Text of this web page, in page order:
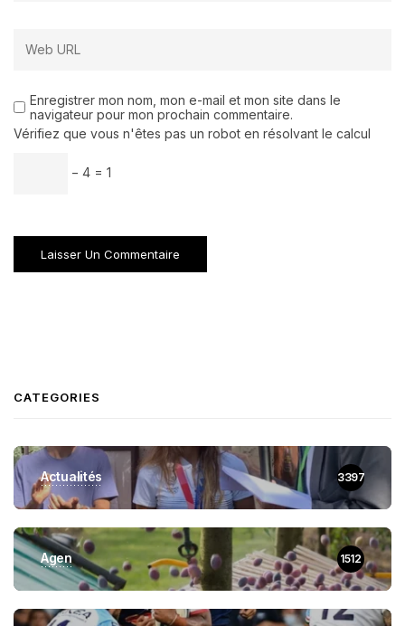
Enregistrer mon nom, mon e-mail et mon site dans le
navigateur pour mon prochain commentaire.
Vérifiez que vous n'êtes pas un robot en résolvant le calcul
− 4 = 1
CATEGORIES
Actualités 3397
Agen 1512